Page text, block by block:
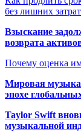
без лишних затрат
Взыскание
возврата
Почему оценка
Мировая
эпохе
Taylor Swift
музыкальной